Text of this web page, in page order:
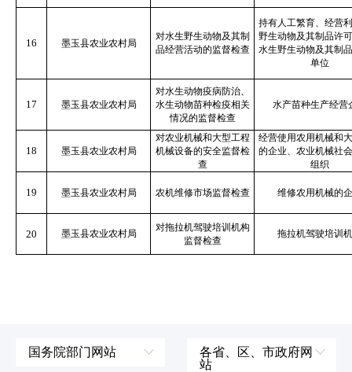
16 墨玉县农业农村局
对水生野生动物及其制
品经营活动的监督检查
持有人工繁育、经营
野生动物及其制品许
水生野生动物及其制
单位
17 墨玉县农业农村局
对水生动物疫病防治、
水生动物苗种检疫相关
情况的监督检查
水产苗种生产经营
18 墨玉县农业农村局
对农业机械和大型工程
机械设备的安全监督检
查
经营使用农用机械和
的企业、农业机械社
组织
19 墨玉县农业农村局 农机维修市场监督检查 维修农用机械的
20 墨玉县农业农村局
对拖拉机驾驶培训机构
监督检查
拖拉机驾驶培训
国务院部门网站
各省、区、市政府网
站